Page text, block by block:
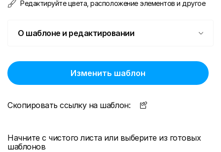
Редактируйте цвета, расположение элементов и другое
О шаблоне и редактировании
Изменить шаблон
Скопировать ссылку на шаблон:
Начните с чистого листа или выберите из готовых
шаблонов